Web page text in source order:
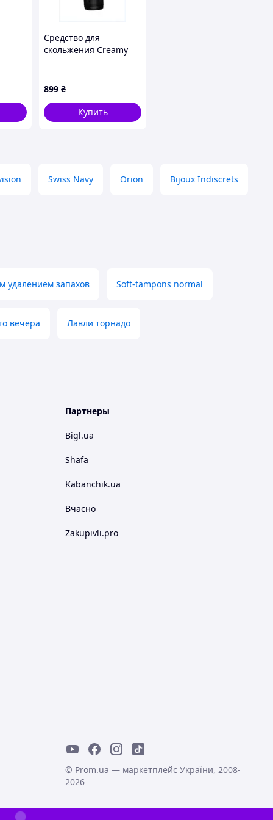
Средство для
скольжения Creamy
899 ₴
Купить
Swiss Navy Orion Bijoux Indiscrets
удалением запахов Soft-tampons normal
вечера Лавли торнадо
Партнеры
Bigl.ua
Shafa
Kabanchik.ua
Вчасно
Zakupivli.pro
© Prom.ua — маркетплейс України, 2008-
2026